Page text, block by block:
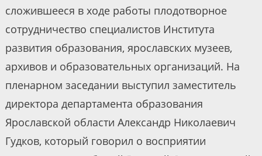
сложившееся в ходе работы плодотворное
сотрудничество специалистов Института
развития образования, ярославских музеев,
архивов и образовательных организаций. На
пленарном заседании выступил заместитель
директора департамента образования
Ярославской области Александр Николаевич
Гудков, который говорил о восприятии